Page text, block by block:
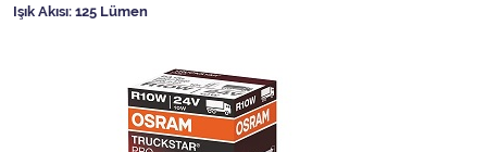
Işık Akısı: 125 Lümen